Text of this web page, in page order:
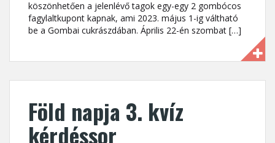
köszönhetően a jelenlévő tagok egy-egy 2 gombócos
fagylaltkupont kapnak, ami 2023. május 1-ig váltható
be a Gombai cukrászdában. Április 22-én szombat […]
Föld napja 3. kvíz
kérdéssor